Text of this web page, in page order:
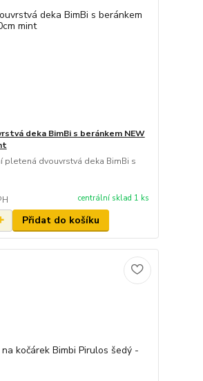
deka BimBi s beránkem NEW
pletená dvouvrstvá deka BimBi s
centrální sklad 1 ks
Přidat do košíku